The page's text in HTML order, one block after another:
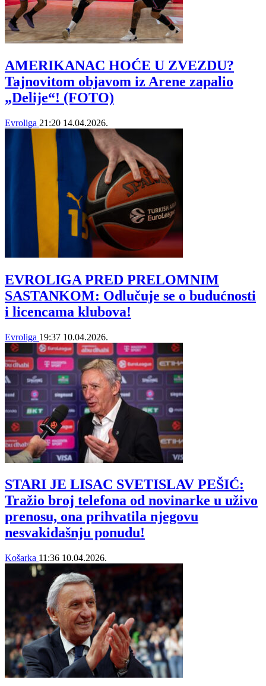
AMERIKANAC HOĆE U ZVEZDU?
Tajnovitom objavom iz Arene zapalio
„Delije“! (FOTO)
Evroliga 21:20 14.04.2026.
EVROLIGA PRED PRELOMNIM
SASTANKOM: Odlučuje se o budućnosti
i licencama klubova!
Evroliga 19:37 10.04.2026.
STARI JE LISAC SVETISLAV PEŠIĆ:
Tražio broj telefona od novinarke u uživo
prenosu, ona prihvatila njegovu
nesvakidašnju ponudu!
Košarka 11:36 10.04.2026.